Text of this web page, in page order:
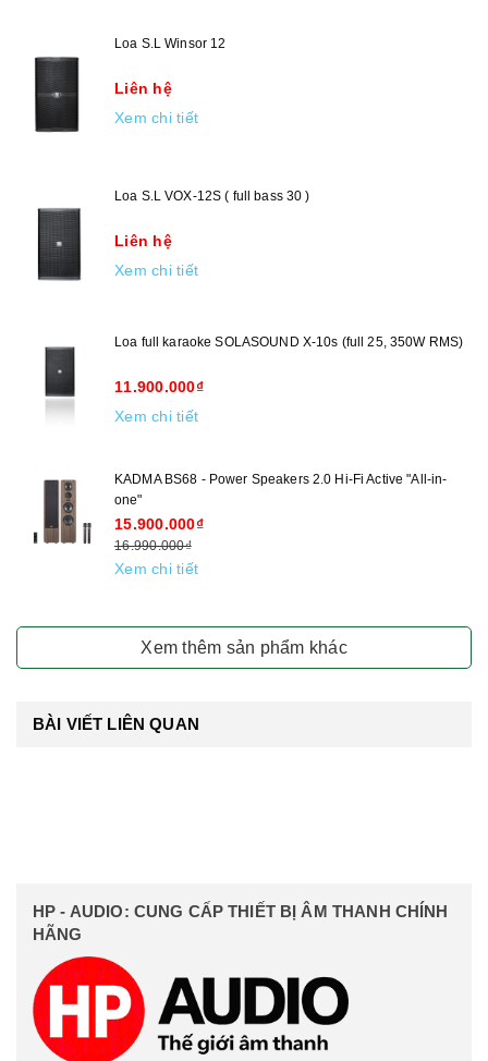
Loa S.L Winsor 12
Liên hệ
Xem chi tiết
Loa S.L VOX-12S ( full bass 30 )
Liên hệ
Xem chi tiết
Loa full karaoke SOLASOUND X-10s (full 25, 350W RMS)
11.900.000₫
Xem chi tiết
KADMA BS68 - Power Speakers 2.0 Hi-Fi Active "All-in-
one"
15.900.000₫
16.990.000₫
Xem chi tiết
Xem thêm sản phẩm khác
BÀI VIẾT LIÊN QUAN
HP - AUDIO: CUNG CẤP THIẾT BỊ ÂM THANH CHÍNH
HÃNG